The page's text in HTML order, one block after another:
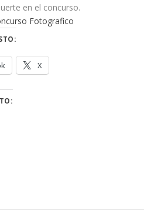
en el concurso.
Fotografico
X